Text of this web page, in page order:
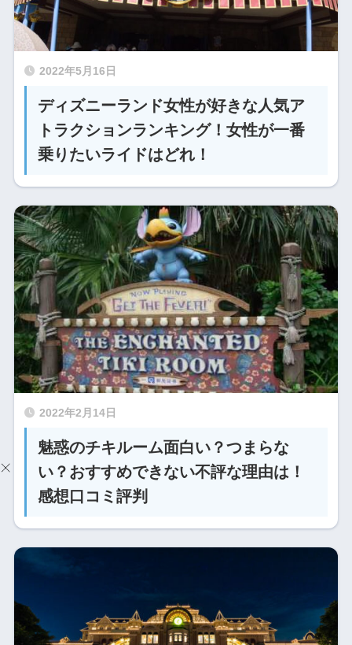
2022年5月16日
ディズニーランド女性が好きな人気ア
トラクションランキング！女性が一番
乗りたいライドはどれ！
2022年2月14日
魅惑のチキルーム面白い？つまらな
い？おすすめできない不評な理由は！
感想口コミ評判